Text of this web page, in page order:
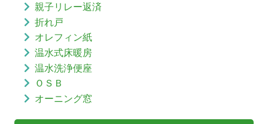
親子リレー返済
折れ戸
オレフィン紙
温水式床暖房
温水洗浄便座
ＯＳＢ
オーニング窓